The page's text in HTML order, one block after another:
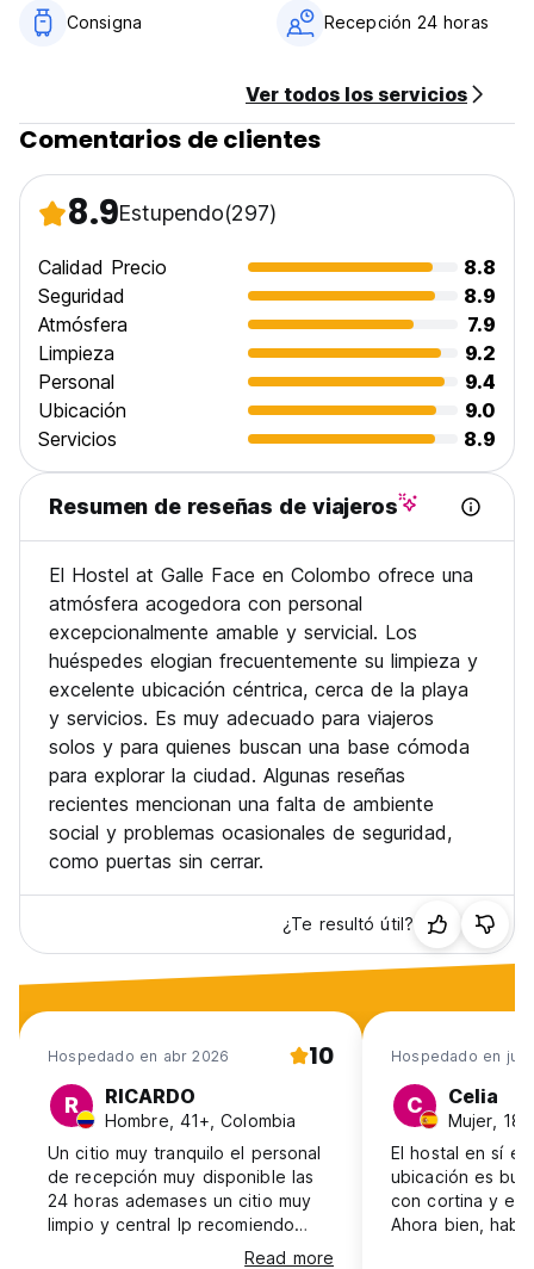
Consigna Recepción 24 horas
Ver todos los servicios
Comentarios de clientes
8.9Estupendo(297)
Calidad Precio
8.8
Seguridad
8.9
Atmósfera
7.9
Limpieza
9.2
Personal
9.4
Ubicación
9.0
Servicios
8.9
Resumen de reseñas de viajeros
El Hostel at Galle Face en Colombo ofrece una
atmósfera acogedora con personal
excepcionalmente amable y servicial. Los
huéspedes elogian frecuentemente su limpieza y
excelente ubicación céntrica, cerca de la playa
y servicios. Es muy adecuado para viajeros
solos y para quienes buscan una base cómoda
para explorar la ciudad. Algunas reseñas
recientes mencionan una falta de ambiente
social y problemas ocasionales de seguridad,
como puertas sin cerrar.
¿Te resultó útil?
Hospedado en abr 2026 10
R RICARDO
Hombre, 41+, Colombia
Un citio muy tranquilo el personal
de recepción muy disponible las
24 horas ademases un citio muy
limpio y central lp recomiendo
Read more
Hospedado en jun
C Celia
Mujer, 18-
El hostal en sí
ubicación es
con cortina y
Ahora bien,